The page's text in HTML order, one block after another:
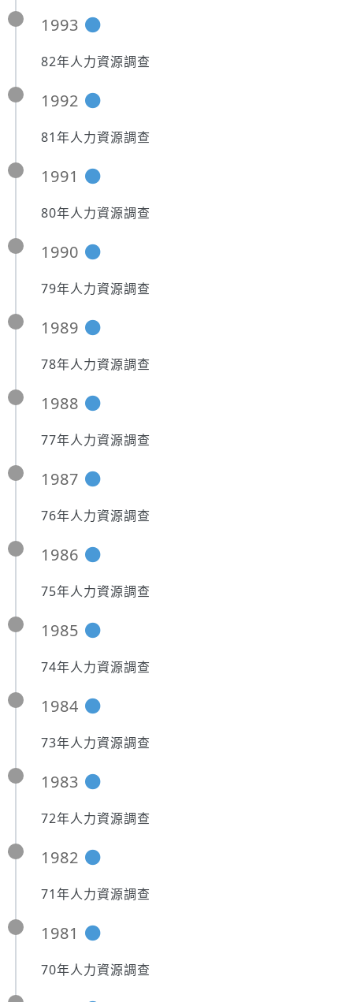
1993
82年人力資源調查
1992
81年人力資源調查
1991
80年人力資源調查
1990
79年人力資源調查
1989
78年人力資源調查
1988
77年人力資源調查
1987
76年人力資源調查
1986
75年人力資源調查
1985
74年人力資源調查
1984
73年人力資源調查
1983
72年人力資源調查
1982
71年人力資源調查
1981
70年人力資源調查